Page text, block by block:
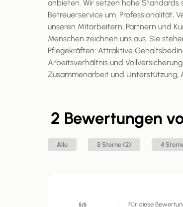
anbieten. Wir setzen hohe Standards
Betreuerservice um. Professionalität,
unseren Mitarbeitern, Partnern und
Menschen zeichnen uns aus. Sie
Pflegekräften: Attraktive
Arbeitsverhältnis und
Zusammenarbeit und
2 Bewertungen
Alle 5 Sterne (2) 4
5/5 Für diese